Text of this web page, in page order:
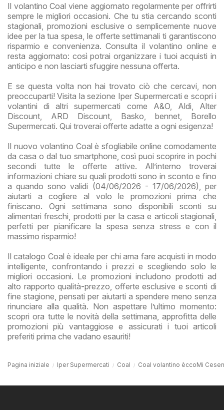
Il volantino Coal viene aggiornato regolarmente per offrirti
sempre le migliori occasioni. Che tu stia cercando sconti
stagionali, promozioni esclusive o semplicemente nuove
idee per la tua spesa, le offerte settimanali ti garantiscono
risparmio e convenienza. Consulta il volantino online e
resta aggiornato: così potrai organizzare i tuoi acquisti in
anticipo e non lasciarti sfuggire nessuna offerta.
E se questa volta non hai trovato ciò che cercavi, non
preoccuparti! Visita la sezione Iper Supermercati e scopri i
volantini di altri supermercati come A&O, Aldi, Alter
Discount, ARD Discount, Basko, bennet, Borello
Supermercati. Qui troverai offerte adatte a ogni esigenza!
Il nuovo volantino Coal è sfogliabile online comodamente
da casa o dal tuo smartphone, così puoi scoprire in pochi
secondi tutte le offerte attive. All’interno troverai
informazioni chiare su quali prodotti sono in sconto e fino
a quando sono validi (04/06/2026 - 17/06/2026), per
aiutarti a cogliere al volo le promozioni prima che
finiscano. Ogni settimana sono disponibili sconti su
alimentari freschi, prodotti per la casa e articoli stagionali,
perfetti per pianificare la spesa senza stress e con il
massimo risparmio!
Il catalogo Coal è ideale per chi ama fare acquisti in modo
intelligente, confrontando i prezzi e scegliendo solo le
migliori occasioni. Le promozioni includono prodotti ad
alto rapporto qualità-prezzo, offerte esclusive e sconti di
fine stagione, pensati per aiutarti a spendere meno senza
rinunciare alla qualità. Non aspettare l’ultimo momento:
scopri ora tutte le novità della settimana, approfitta delle
promozioni più vantaggiose e assicurati i tuoi articoli
preferiti prima che vadano esauriti!
Pagina iniziale Iper Supermercati Coal Coal volantino èccoMi